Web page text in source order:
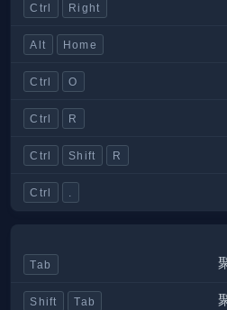
Ctrl Right
Alt Home
Ctrl O
Ctrl R
Ctrl Shift R
Ctrl
Tab
Shift Tab